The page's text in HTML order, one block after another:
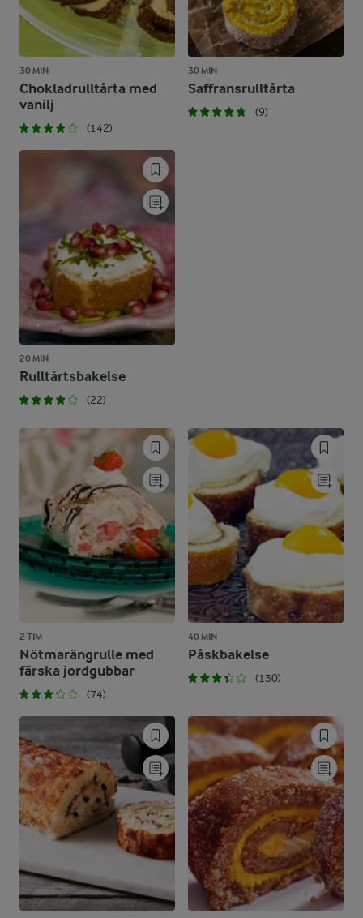
30 MIN
Chokladrulltårta med
vanilj
(142)
30 MIN
Saffransrulltårta
(9)
20 MIN
Rulltårtsbakelse
(22)
2 TIM
Nötmarängrulle med
färska jordgubbar
(74)
40 MIN
Påskbakelse
(130)